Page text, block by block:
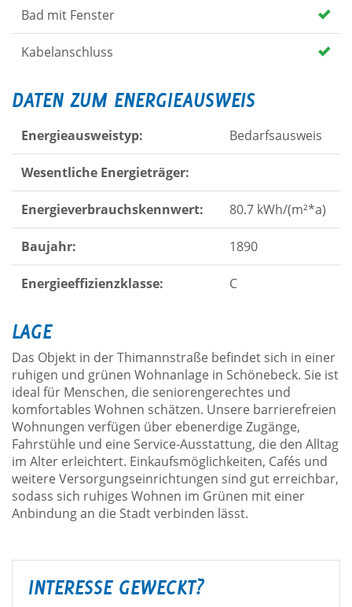
Bad mit Fenster
Kabelanschluss
DATEN ZUM ENERGIEAUSWEIS
Energieausweistyp: Bedarfsausweis
Wesentliche Energieträger:
Energieverbrauchskennwert: 80.7 kWh/(m²*a)
Baujahr: 1890
Energieeffizienzklasse: C
LAGE
Das Objekt in der Thimannstraße befindet sich in einer
ruhigen und grünen Wohnanlage in Schönebeck. Sie ist
ideal für Menschen, die seniorengerechtes und
komfortables Wohnen schätzen. Unsere barrierefreien
Wohnungen verfügen über ebenerdige Zugänge,
Fahrstühle und eine Service-Ausstattung, die den Alltag
im Alter erleichtert. Einkaufsmöglichkeiten, Cafés und
weitere Versorgungseinrichtungen sind gut erreichbar,
sodass sich ruhiges Wohnen im Grünen mit einer
Anbindung an die Stadt verbinden lässt.
INTERESSE GEWECKT?